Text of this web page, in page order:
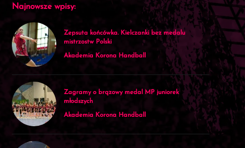
Najnowsze wpisy:
Zepsuta końcówka. Kielczanki bez medalu
mistrzostw Polski
Akademia Korona Handball
Zagramy o brązowy medal MP juniorek
młodszych
Akademia Korona Handball